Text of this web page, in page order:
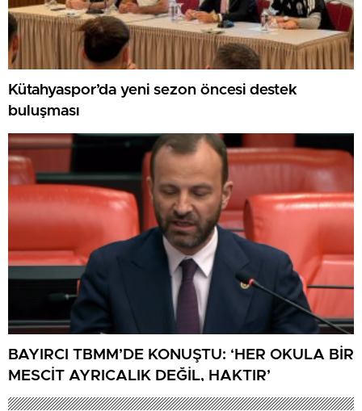
Kütahyaspor’da yeni sezon öncesi destek
buluşması
BAYIRCI TBMM’DE KONUŞTU: ‘HER OKULA BİR
MESCİT AYRICALIK DEĞİL, HAKTIR’